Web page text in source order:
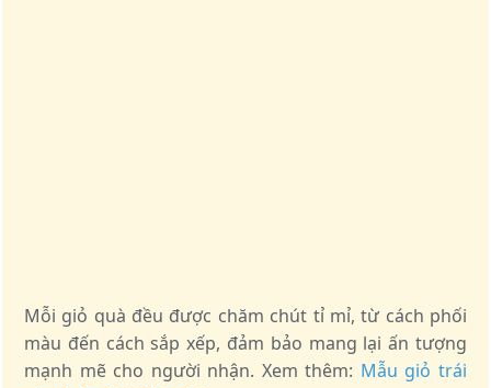
Mỗi giỏ quà đều được chăm chút tỉ mỉ, từ cách phối
màu đến cách sắp xếp, đảm bảo mang lại ấn tượng
mạnh mẽ cho người nhận. Xem thêm: Mẫu giỏ trái